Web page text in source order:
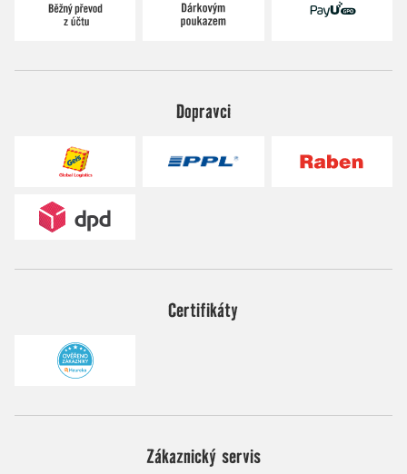
Dopravci
Certifikáty
Zákaznický servis